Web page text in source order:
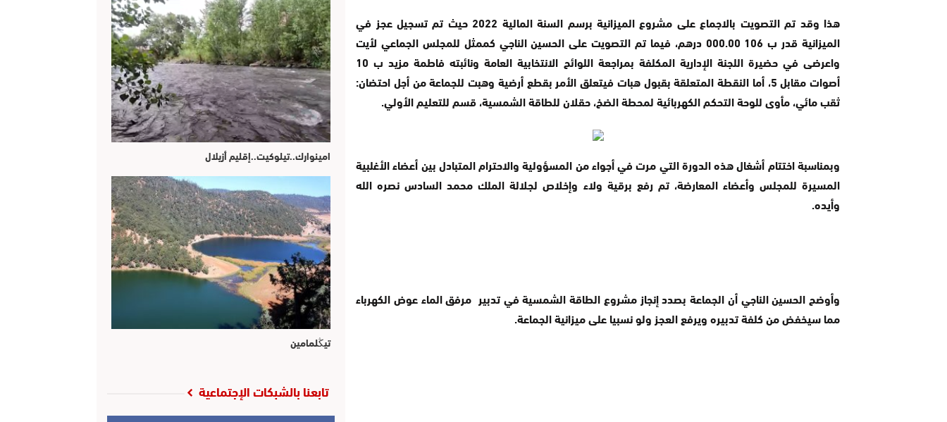
هذا وقد تم التصويت بالاجماع على مشروع الميزانية برسم السنة المالية 2022 حيث تم تسجيل عجز في
الميزانية قدر ب 106 000.00 درهم، فيما تم التصويت على الحسين الناجي كممثل للمجلس الجماعي لأيت
واعرضى في حضيرة اللجنة الإدارية المكلفة بمراجعة اللوائح الانتخابية العامة ونائبته فاطمة مزيد ب 10
أصوات مقابل 5، أما النقطة المتعلقة بقبول هبات فيتعلق الأمر بقطع أرضية وهبت للجماعة من أجل احتضان:
ثقب مائي، مأوى للوحة التحكم الكهربائية لمحطة الضخ، حقلان للطاقة الشمسية، قسم للتعليم الأولي.
وبمناسبة اختتام أشغال هذه الدورة التي مرت في أجواء من المسؤولية والاحترام المتبادل بين أعضاء الأغلبية
المسيرة للمجلس وأعضاء المعارضة، تم رفع برقية ولاء وإخلاص لجلالة الملك محمد السادس نصره الله
وأيده.
وأوضح الحسين الناجي أن الجماعة بصدد إنجاز مشروع الطاقة الشمسية في تدبير مرفق الماء عوض الكهرباء
مما سيخفض من كلفة تدبيره ويرفع العجز ولو نسبيا على ميزانية الجماعة.
امينوارك..تيلوكيت..إقليم أزيلال
تيڭلمامين
تابعنا بالشبكات الإجتماعية